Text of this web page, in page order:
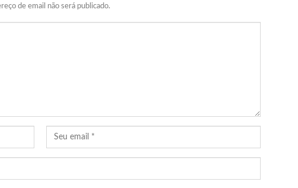
de email não será publicado.